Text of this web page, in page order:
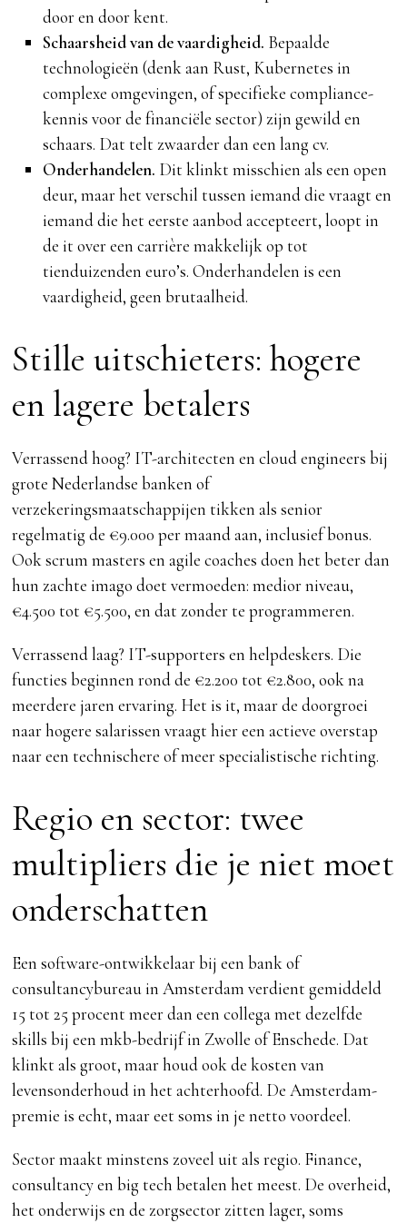
door en door kent.
Schaarsheid van de vaardigheid. Bepaalde
technologieën (denk aan Rust, Kubernetes in
complexe omgevingen, of specifieke compliance-
kennis voor de financiële sector) zijn gewild en
schaars. Dat telt zwaarder dan een lang cv.
Onderhandelen. Dit klinkt misschien als een open
deur, maar het verschil tussen iemand die vraagt en
iemand die het eerste aanbod accepteert, loopt in
de it over een carrière makkelijk op tot
tienduizenden euro’s. Onderhandelen is een
vaardigheid, geen brutaalheid.
Stille uitschieters: hogere
en lagere betalers
Verrassend hoog? IT-architecten en cloud engineers bij
grote Nederlandse banken of
verzekeringsmaatschappijen tikken als senior
regelmatig de €9.000 per maand aan, inclusief bonus.
Ook scrum masters en agile coaches doen het beter dan
hun zachte imago doet vermoeden: medior niveau,
€4.500 tot €5.500, en dat zonder te programmeren.
Verrassend laag? IT-supporters en helpdeskers. Die
functies beginnen rond de €2.200 tot €2.800, ook na
meerdere jaren ervaring. Het is it, maar de doorgroei
naar hogere salarissen vraagt hier een actieve overstap
naar een technischere of meer specialistische richting.
Regio en sector: twee
multipliers die je niet moet
onderschatten
Een software-ontwikkelaar bij een bank of
consultancybureau in Amsterdam verdient gemiddeld
15 tot 25 procent meer dan een collega met dezelfde
skills bij een mkb-bedrijf in Zwolle of Enschede. Dat
klinkt als groot, maar houd ook de kosten van
levensonderhoud in het achterhoofd. De Amsterdam-
premie is echt, maar eet soms in je netto voordeel.
Sector maakt minstens zoveel uit als regio. Finance,
consultancy en big tech betalen het meest. De overheid,
het onderwijs en de zorgsector zitten lager, soms